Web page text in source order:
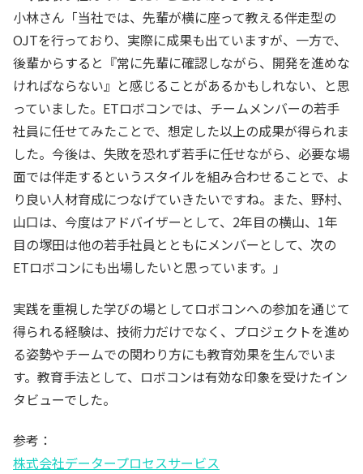
小林さん「当社では、先輩が横に座って教える伴走型の
OJTを行っており、実際に成果も出ていますが、一方で、
後輩からすると『常に先輩に確認しながら、開発を進めな
ければならない』と感じることがあるかもしれない、と思
っていました。ETロボコンでは、チームメンバーの若手
社員に任せてみたことで、想定した以上の成果が得られま
した。今後は、失敗を恐れず若手に任せながら、必要な場
面では伴走するというスタイルを組み合わせることで、よ
り良い人材育成につなげていきたいですね。また、野村、
山口は、今度はアドバイザーとして、2年目の横山、1年
目の塚田は他の若手社員とともにメンバーとして、次の
ETロボコンにも出場したいと思っています。」
実践を重視した学びの場としてロボコンへの参加を通じて
得られる経験は、技術力だけでなく、プロジェクトを進め
る姿勢やチームでの関わり方にも教育効果を生んでいま
す。教育手法として、ロボコンは有効な印象を受けたイン
タビューでした。
参考：
株式会社データープロセスサービス